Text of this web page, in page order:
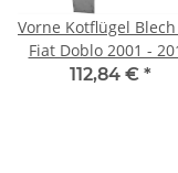
Vorne Kotflügel
Fiat Doblo 2001 -
links
112,84 € *